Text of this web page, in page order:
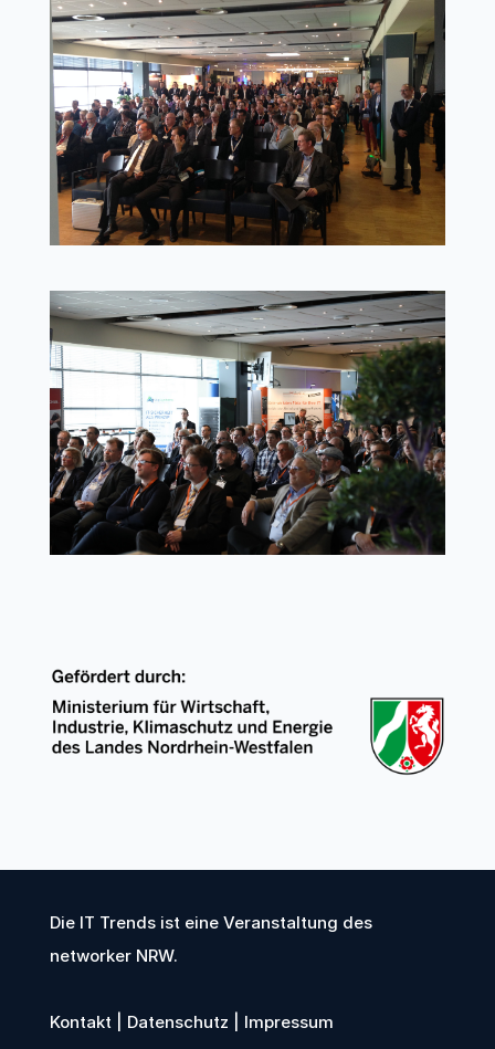
Die IT Trends ist eine Veranstaltung des
networker NRW.
Kontakt| Datenschutz Impressum